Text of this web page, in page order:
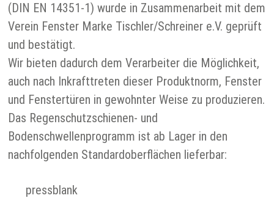
(DIN EN 14351-1) wurde in Zusammenarbeit mit dem
Verein Fenster Marke Tischler/Schreiner e.V. geprüft
und bestätigt.
Wir bieten dadurch dem Verarbeiter die Möglichkeit,
auch nach Inkrafttreten dieser Produktnorm, Fenster
und Fenstertüren in gewohnter Weise zu produzieren.
Das Regenschutzschienen- und
Bodenschwellenprogramm ist ab Lager in den
nachfolgenden Standardoberflächen lieferbar:
pressblank